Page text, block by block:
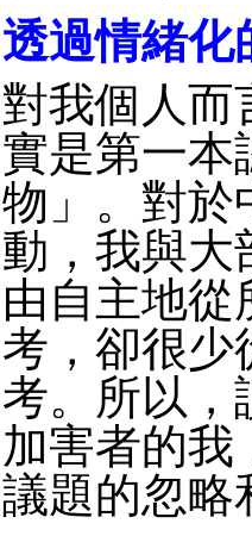
透過情緒化
對我個人而
實是第一本
物」。對於
動，我與大
由自主地從
考，卻很少
考。所以，
加害者的我
議題的忽略